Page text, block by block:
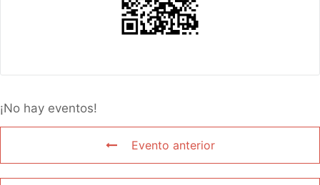
¡No hay eventos!
Evento anterior